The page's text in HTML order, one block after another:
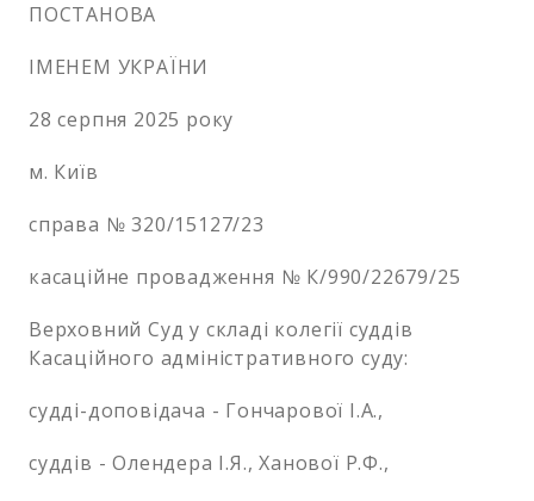
ПОСТАНОВА
ІМЕНЕМ УКРАЇНИ
28 серпня 2025 року
м. Київ
справа № 320/15127/23
касаційне провадження № К/990/22679/25
Верховний Суд у складі колегії суддів
Касаційного адміністративного суду:
судді-доповідача - Гончарової І.А.,
суддів - Олендера І.Я., Ханової Р.Ф.,